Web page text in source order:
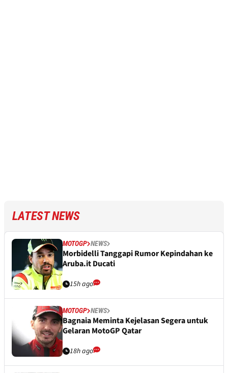
LATEST NEWS
MOTOGP NEWS
Morbidelli Tanggapi Rumor Kepindahan ke
Aruba.it Ducati
15h ago
MOTOGP NEWS
Bagnaia Meminta Kejelasan Segera untuk
Gelaran MotoGP Qatar
18h ago